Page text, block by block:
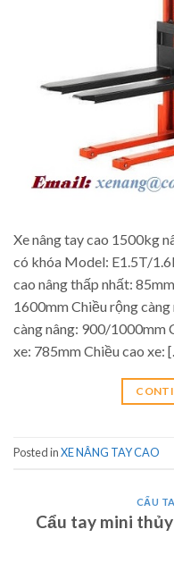
Xe nâng tay cao 1500kg
có khóa Model: E1.5T/
cao nâng thấp nhất:
1600mm Chiều rộng
càng nâng: 900/1000mm
xe: 785mm Chiều cao xe:
Posted inXE NÂNG TAY CAO
CẨU
Cẩu tay mini